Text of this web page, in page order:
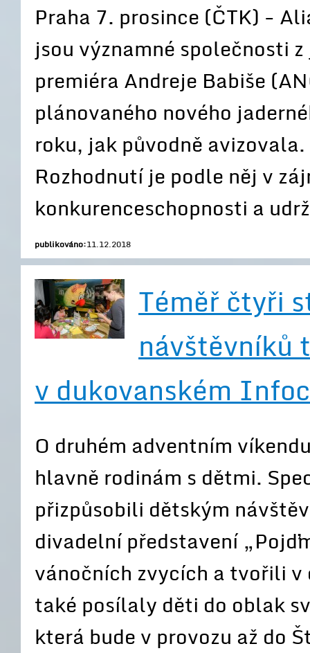
Praha 7. prosince (ČTK) -
jsou významné společnosti
premiéra Andreje Babiše
plánovaného nového
roku, jak původně
Rozhodnutí je podle něj v
konkurenceschopnosti a
publikováno:11.12.2018
Téměř čtyři
návštěvníků
v dukovanském
O druhém adventním
hlavně rodinám s dětmi.
přizpůsobili dětským
divadelní představení
vánočních zvycích a tvořili
také posílaly děti do oblak
která bude v provozu až do